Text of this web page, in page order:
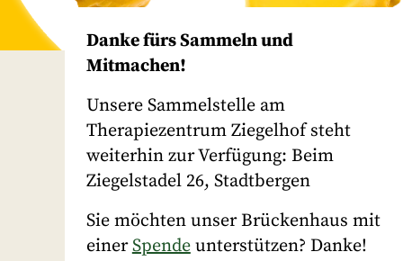
Danke fürs Sammeln und
Mitmachen!
Unsere Sammelstelle am
Therapiezentrum Ziegelhof steht
weiterhin zur Verfügung: Beim
Ziegelstadel 26, Stadtbergen
Sie möchten unser Brückenhaus mit
einerSpendeunterstützen? Danke!